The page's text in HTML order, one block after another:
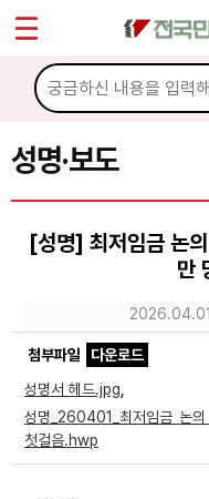
성명·보도
[성명] 최저임금 논
만
2026.04.01
첨부파일
다운로드
성명서 헤드.jpg
성명_260401_최저임금 논
첫걸음.hwp
마이페이지
소개
소식
공지사항
성명·보도
노동상담
자료